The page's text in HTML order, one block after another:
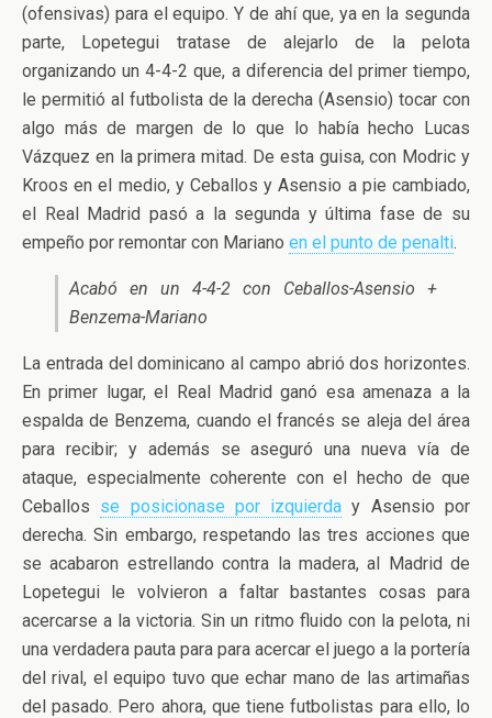
(ofensivas) para el equipo. Y de ahí que, ya en la segunda
parte, Lopetegui tratase de alejarlo de la pelota
organizando un 4-4-2 que, a diferencia del primer tiempo,
le permitió al futbolista de la derecha (Asensio) tocar con
algo más de margen de lo que lo había hecho Lucas
Vázquez en la primera mitad. De esta guisa, con Modric y
Kroos en el medio, y Ceballos y Asensio a pie cambiado,
el Real Madrid pasó a la segunda y última fase de su
empeño por remontar con Mariano en el punto de penalti.
Acabó en un 4-4-2 con Ceballos-Asensio +
Benzema-Mariano
La entrada del dominicano al campo abrió dos horizontes.
En primer lugar, el Real Madrid ganó esa amenaza a la
espalda de Benzema, cuando el francés se aleja del área
para recibir; y además se aseguró una nueva vía de
ataque, especialmente coherente con el hecho de que
Ceballos se posicionase por izquierda y Asensio por
derecha. Sin embargo, respetando las tres acciones que
se acabaron estrellando contra la madera, al Madrid de
Lopetegui le volvieron a faltar bastantes cosas para
acercarse a la victoria. Sin un ritmo fluido con la pelota, ni
una verdadera pauta para para acercar el juego a la portería
del rival, el equipo tuvo que echar mano de las artimañas
del pasado. Pero ahora, que tiene futbolistas para ello, lo